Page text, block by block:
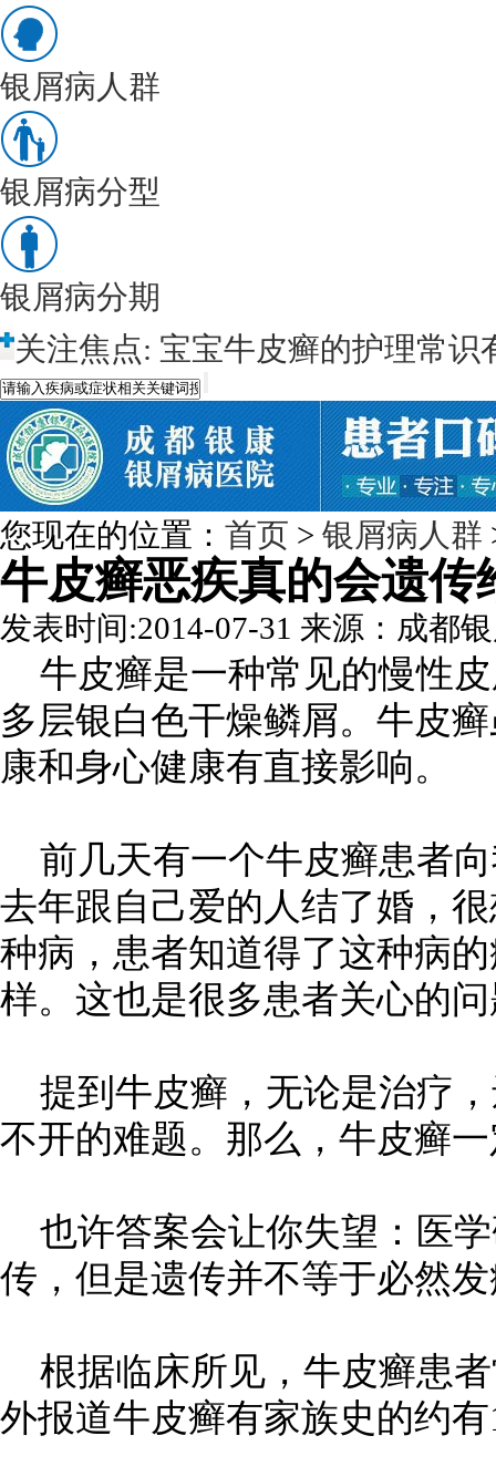
银屑病人群
银屑病分型
银屑病分期
关注焦点: 宝宝牛皮癣的护理常识
您现在的位置： 首页 > 银屑病人群
牛皮癣恶疾真的会遗传
发表时间:2014-07-31 来源：成都
牛皮癣是一种常见的慢性
多层银白色干燥鳞屑。牛皮
康和身心健康有直接影响。
前几天有一个牛皮癣患者
去年跟自己爱的人结了婚，
种病，患者知道得了这种病
样。这也是很多患者关心的
提到牛皮癣，无论是治疗
不开的难题。那么，牛皮癣
也许答案会让你失望：医
传，但是遗传并不等于必然
根据临床所见，牛皮癣患
外报道牛皮癣有家族史的约有